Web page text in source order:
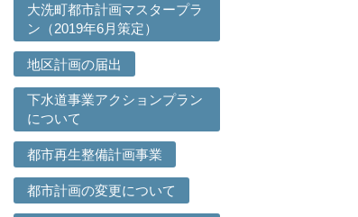
大洗町都市計画マスタープラ
ン（2019年6月策定）
地区計画の届出
下水道事業アクションプラン
について
都市再生整備計画事業
都市計画の変更について